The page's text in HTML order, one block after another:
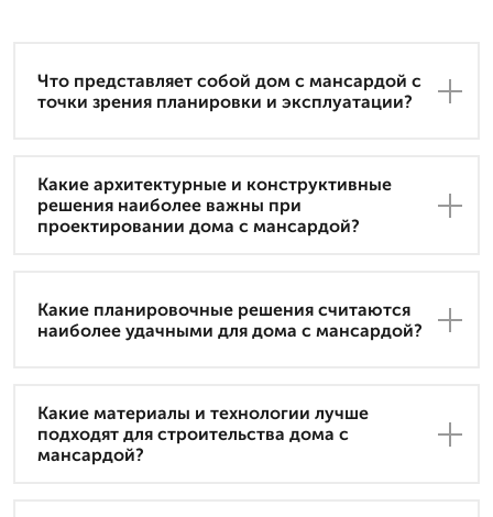
Что представляет собой дом с мансардой с
точки зрения планировки и эксплуатации?
Какие архитектурные и конструктивные
решения наиболее важны при
проектировании дома с мансардой?
Какие планировочные решения считаются
наиболее удачными для дома с мансардой?
Какие материалы и технологии лучше
подходят для строительства дома с
мансардой?